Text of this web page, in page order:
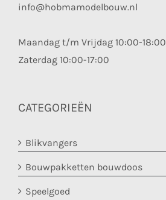
info@hobmamodelbouw.nl
Maandag t/m Vrijdag 10:00-18:00
Zaterdag 10:00-17:00
CATEGORIEËN
Blikvangers
Bouwpakketten bouwdoos
Speelgoed